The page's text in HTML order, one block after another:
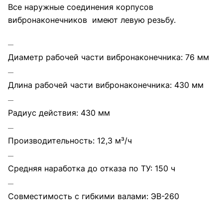
Все наружные соединения корпусов
вибронаконечников имеют левую резьбу.
Диаметр рабочей части вибронаконечника: 76 мм
Длина рабочей части вибронаконечника: 430 мм
Радиус действия: 430 мм
Производительность: 12,3 м³/ч
Средняя наработка до отказа по ТУ: 150 ч
Совместимость с гибкими валами: ЭВ-260